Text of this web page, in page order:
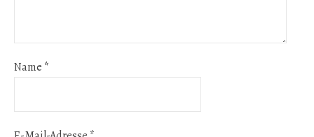
Name *